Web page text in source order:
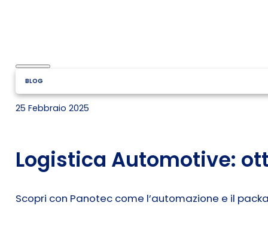
BLOG
25 Febbraio 2025
Logistica Automotive:
Scopri con Panotec come l’automazione e il